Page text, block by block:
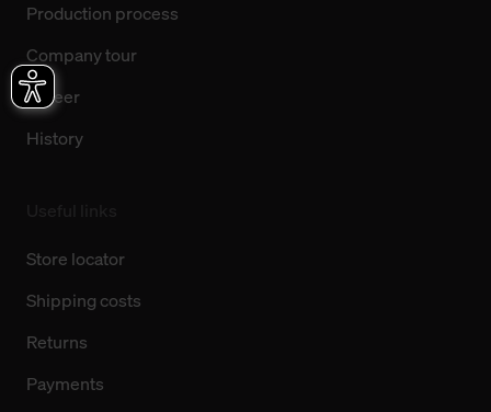
Production process
Company tour
Career
History
Store locator
Shipping costs
Returns
Payments